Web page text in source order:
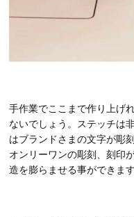
手作業でここまで作り上げ
ないでしょう。ステッチは
はブランドさまの文字が彫
オンリーワンの彫刻、刻印
造を膨らませる事ができます